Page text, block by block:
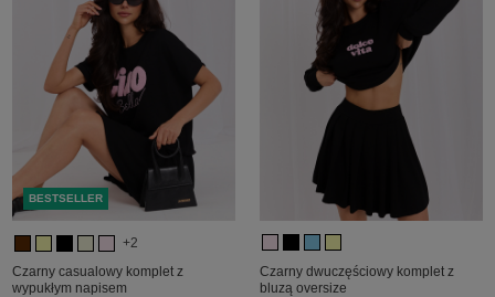
BESTSELLER
+2
Czarny casualowy komplet z
wypukłym napisem
Czarny dwuczęściowy komplet z
bluzą oversize